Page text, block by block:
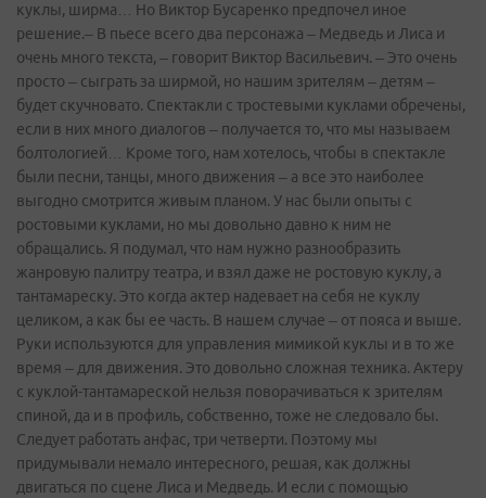
куклы, ширма… Но Виктор Бусаренко предпочел иное
решение.– В пьесе всего два персонажа – Медведь и Лиса и
очень много текста, – говорит Виктор Васильевич. – Это очень
просто – сыграть за ширмой, но нашим зрителям – детям –
будет скучновато. Спектакли с тростевыми куклами обречены,
если в них много диалогов – получается то, что мы называем
болтологией… Кроме того, нам хотелось, чтобы в спектакле
были песни, танцы, много движения – а все это наиболее
выгодно смотрится живым планом. У нас были опыты с
ростовыми куклами, но мы довольно давно к ним не
обращались. Я подумал, что нам нужно разнообразить
жанровую палитру театра, и взял даже не ростовую куклу, а
тантамареску. Это когда актер надевает на себя не куклу
целиком, а как бы ее часть. В нашем случае – от пояса и выше.
Руки используются для управления мимикой куклы и в то же
время – для движения. Это довольно сложная техника. Актеру
с куклой-тантамареской нельзя поворачиваться к зрителям
спиной, да и в профиль, собственно, тоже не следовало бы.
Следует работать анфас, три четверти. Поэтому мы
придумывали немало интересного, решая, как должны
двигаться по сцене Лиса и Медведь. И если с помощью